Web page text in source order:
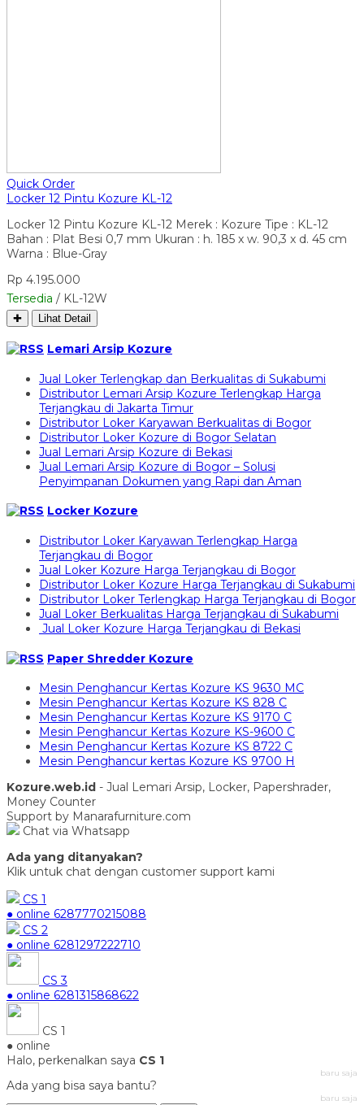
Quick Order
Locker 12 Pintu Kozure KL-12
Locker 12 Pintu Kozure KL-12 Merek : Kozure Tipe : KL-12
Bahan : Plat Besi 0,7 mm Ukuran : h. 185 x w. 90,3 x d. 45 cm
Warna : Blue-Gray
Rp 4.195.000
Tersedia / KL-12W
✚ Lihat Detail
Lemari Arsip Kozure
Jual Loker Terlengkap dan Berkualitas di Sukabumi
Distributor Lemari Arsip Kozure Terlengkap Harga
Terjangkau di Jakarta Timur
Distributor Loker Karyawan Berkualitas di Bogor
Distributor Loker Kozure di Bogor Selatan
Jual Lemari Arsip Kozure di Bekasi
Jual Lemari Arsip Kozure di Bogor – Solusi
Penyimpanan Dokumen yang Rapi dan Aman
Locker Kozure
Distributor Loker Karyawan Terlengkap Harga
Terjangkau di Bogor
Jual Loker Kozure Harga Terjangkau di Bogor
Distributor Loker Kozure Harga Terjangkau di Sukabumi
Distributor Loker Terlengkap Harga Terjangkau di Bogor
Jual Loker Berkualitas Harga Terjangkau di Sukabumi
Jual Loker Kozure Harga Terjangkau di Bekasi
Paper Shredder Kozure
Mesin Penghancur Kertas Kozure KS 9630 MC
Mesin Penghancur Kertas Kozure KS 828 C
Mesin Penghancur Kertas Kozure KS 9170 C
Mesin Penghancur Kertas Kozure KS-9600 C
Mesin Penghancur Kertas Kozure KS 8722 C
Mesin Penghancur kertas Kozure KS 9700 H
Kozure.web.id - Jual Lemari Arsip, Locker, Papershrader,
Money Counter
Support by Manarafurniture.com
Chat via Whatsapp
Ada yang ditanyakan?
Klik untuk chat dengan customer support kami
CS 1
● online 6287770215088
CS 2
● online 6281297222710
CS 3
● online 6281315868622
CS 1
● online
Halo, perkenalkan saya CS 1
baru saja
Ada yang bisa saya bantu?
baru saja